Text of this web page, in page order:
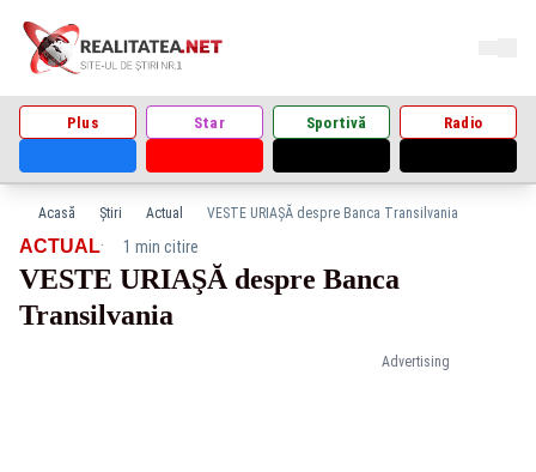
Plus Star Sportivă Radio
Acasă Știri Actual VESTE URIAŞĂ despre Banca Transilvania
Advertising
ACTUAL· 1 min citire
VESTE URIAŞĂ despre Banca
Transilvania